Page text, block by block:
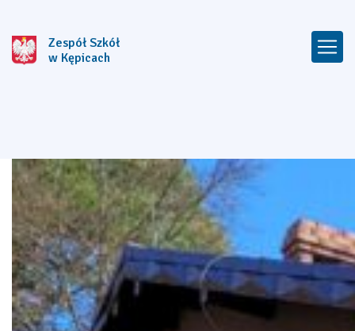
Zespół Szkół
w Kępicach